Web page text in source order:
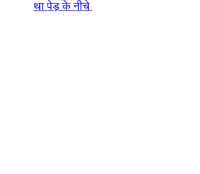
था पेड़ के नीचे